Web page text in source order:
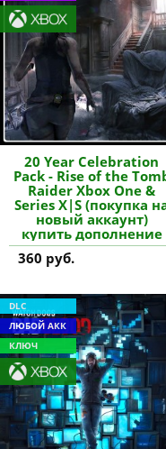
20 Year Celebration
Pack - Rise of the
Raider Xbox One &
Series X|S (покупка
новый аккаунт)
купить дополнение
360 руб.
DLC
ЛЮБОЙ АКК
КЛЮЧ